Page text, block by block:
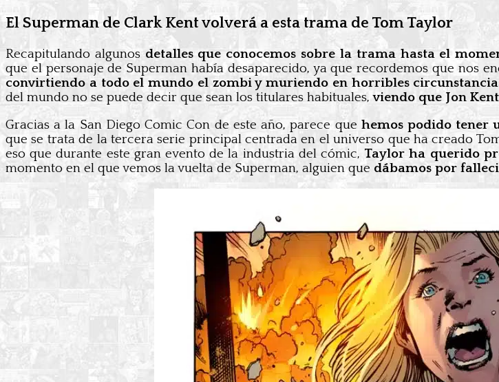
El Superman de Clark Kent volverá a esta trama de Tom Taylor
Recapitulando algunosdetalles que conocemos sobre la trama hasta el
que el personaje de Superman había desaparecido, ya que recordemos que nos
convirtiendo a todo el mundo el zombi y muriendo en horribles
del mundo no se puede decir que sean los titulares habituales,viendo que Jon
Gracias a la San Diego Comic Con de este año, parece que hemos podido tener
que se trata de la tercera serie principal centrada en el universo que ha creado
eso que durante este gran evento de la industria del cómic, Taylor ha querido
momento en el que vemos la vuelta de Superman, alguien que dábamos por